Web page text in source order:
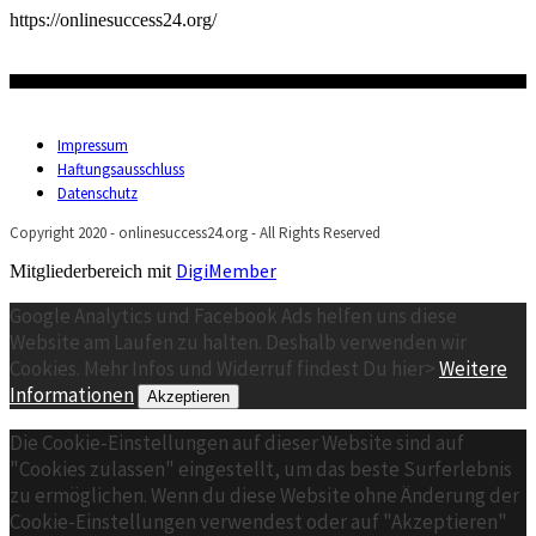
https://onlinesuccess24.org/
Impressum
Haftungsausschluss
Datenschutz
Copyright 2020 - onlinesuccess24.org - All Rights Reserved
Mitgliederbereich mit DigiMember
Google Analytics und Facebook Ads helfen uns diese
Website am Laufen zu halten. Deshalb verwenden wir
Cookies. Mehr Infos und Widerruf findest Du hier>Weitere
Informationen
Akzeptieren
Die Cookie-Einstellungen auf dieser Website sind auf
"Cookies zulassen" eingestellt, um das beste Surferlebnis
zu ermöglichen. Wenn du diese Website ohne Änderung der
Cookie-Einstellungen verwendest oder auf "Akzeptieren"